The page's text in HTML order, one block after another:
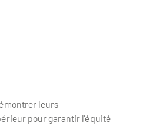
leurs
pour garantir l’équité